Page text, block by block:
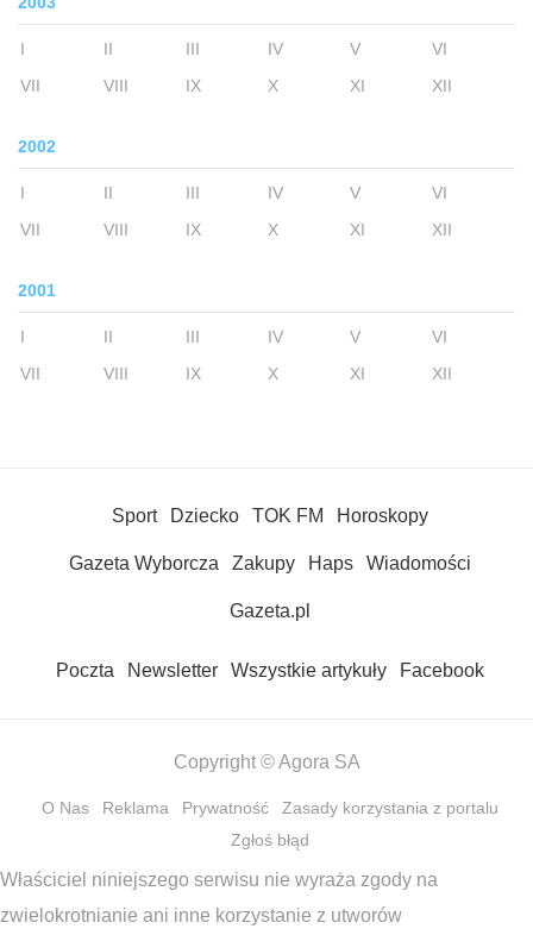
I II III IV V
VI
VII
VIII IX X XI XII
2002
I II III IV V
VI
VII
VIII IX X XI XII
2001
I II III IV V
VI
VII
VIII IX X XI XII
Sport Dziecko TOK FM Horoskopy
Gazeta Wyborcza Zakupy Haps Wiadomości
Gazeta.pl
Poczta Newsletter Wszystkie artykuły Facebook
Copyright © Agora SA
O Nas Reklama Prywatność
Zasady korzystania z portalu
Zgłoś błąd
Właściciel niniejszego serwisu nie wyraża zgody na
zwielokrotnianie ani inne korzystanie z utworów